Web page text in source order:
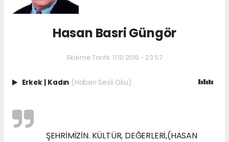
Hasan Basri Güngör
Ekleme Tarihi: 11.10.2016 - 23:57
Erkek | Kadın (Haberi Sesli Oku)
ŞEHRİMİZİN. KÜLTÜR, DEĞERLERİ,(HASAN